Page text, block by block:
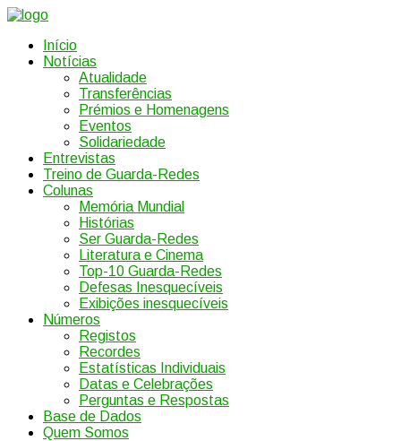
Início
Notícias
Atualidade
Transferências
Prémios e Homenagens
Eventos
Solidariedade
Entrevistas
Treino de Guarda-Redes
Colunas
Memória Mundial
Histórias
Ser Guarda-Redes
Literatura e Cinema
Top-10 Guarda-Redes
Defesas Inesquecíveis
Exibições inesquecíveis
Números
Registos
Recordes
Estatísticas Individuais
Datas e Celebrações
Perguntas e Respostas
Base de Dados
Quem Somos